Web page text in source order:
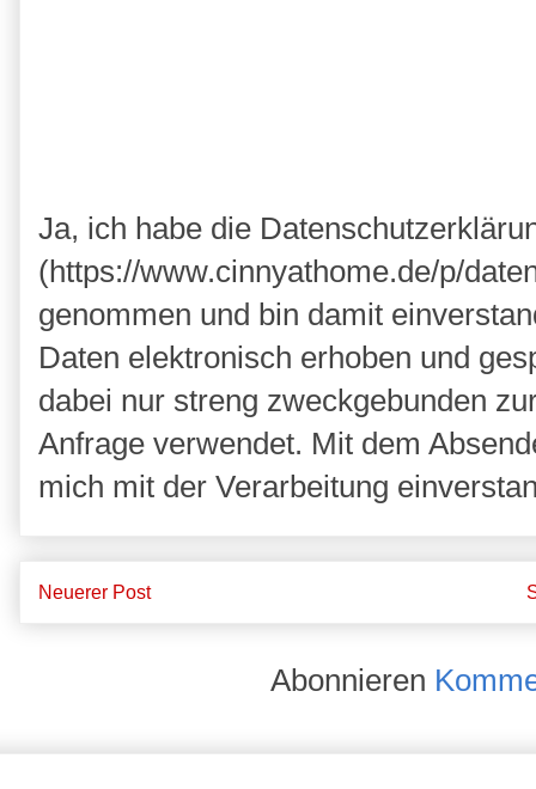
Ja, ich habe die
(https://www.cinnyathome.de/p/
genommen und bin damit
Daten elektronisch erhoben und
dabei nur streng zweckgebunden
Anfrage verwendet. Mit dem
mich mit der Verarbeitung
Neuerer Post
Abonnieren